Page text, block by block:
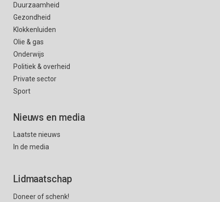
Duurzaamheid
Gezondheid
Klokkenluiden
Olie & gas
Onderwijs
Politiek & overheid
Private sector
Sport
Nieuws en media
Laatste nieuws
In de media
Lidmaatschap
Doneer of schenk!